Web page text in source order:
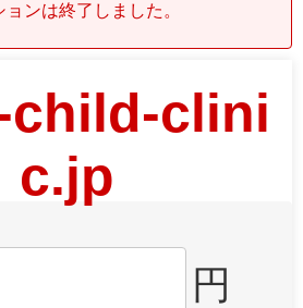
ョンは終了しました。
child-clini
c.jp
円